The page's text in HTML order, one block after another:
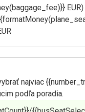
EUR)
najviac
podľa poradia.